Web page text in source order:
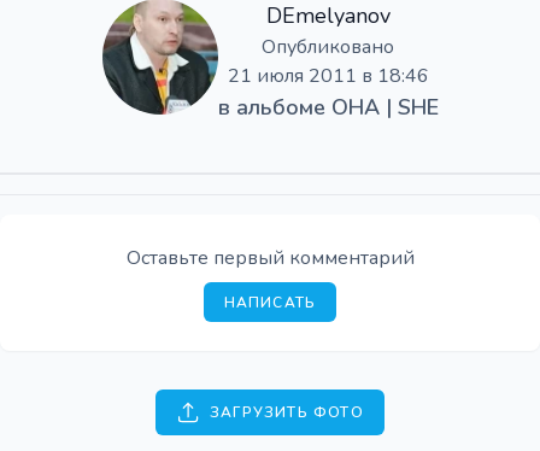
DEmelyanov
Опубликовано
21 июля 2011 в 18:46
в альбоме ОНА | SHE
Оставьте первый комментарий
НАПИСАТЬ
ЗАГРУЗИТЬ ФОТО